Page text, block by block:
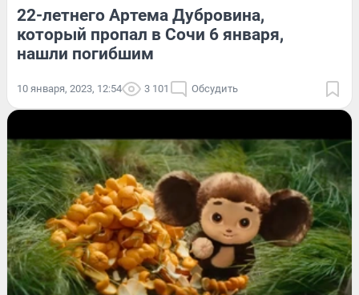
22-летнего Артема Дубровина,
который пропал в Сочи 6 января,
нашли погибшим
10 января, 2023, 12:54 3 101 Обсудить